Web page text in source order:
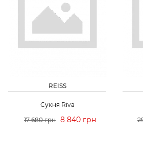
REISS
Сукня Riva
17 680 грн 8 840 грн